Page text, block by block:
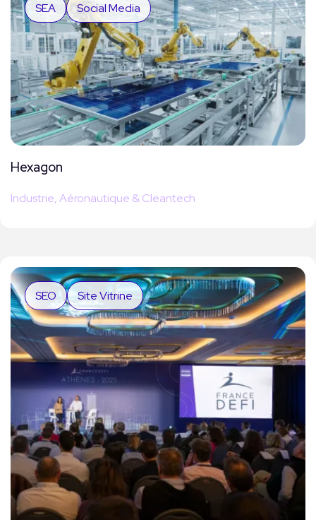
SEA Social Media
Hexagon
Industrie, Aéronautique & Cleantech
SEO Site Vitrine